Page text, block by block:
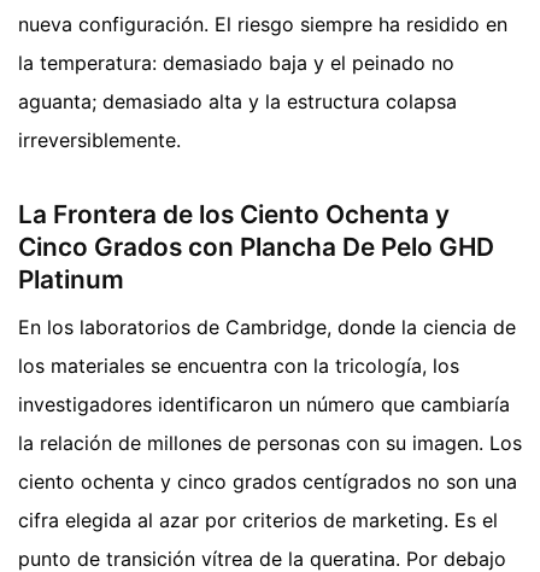
nueva configuración. El riesgo siempre ha residido en
la temperatura: demasiado baja y el peinado no
aguanta; demasiado alta y la estructura colapsa
irreversiblemente.
La Frontera de los Ciento Ochenta y
Cinco Grados con Plancha De Pelo GHD
Platinum
En los laboratorios de Cambridge, donde la ciencia de
los materiales se encuentra con la tricología, los
investigadores identificaron un número que cambiaría
la relación de millones de personas con su imagen. Los
ciento ochenta y cinco grados centígrados no son una
cifra elegida al azar por criterios de marketing. Es el
punto de transición vítrea de la queratina. Por debajo